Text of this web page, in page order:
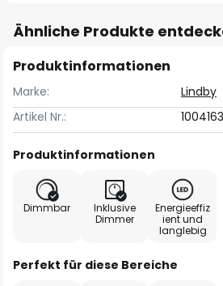
Ähnliche Produkte
Produktinformationen
Marke:
Lindby
Artikel Nr.:
Produktinformationen
Dimmbar
Inklusive
Dimmer
Energieeffiz
ient und
langlebig
Perfekt für diese Bereiche